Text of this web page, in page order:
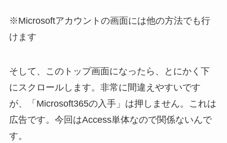
※Microsoftアカウントの画面には他の方法でも行
けます
そして、このトップ画面になったら、とにかく下
にスクロールします。非常に間違えやすいです
が、「Microsoft365の入手」は押しません。これは
広告です。今回はAccess単体なので関係ないんで
す。